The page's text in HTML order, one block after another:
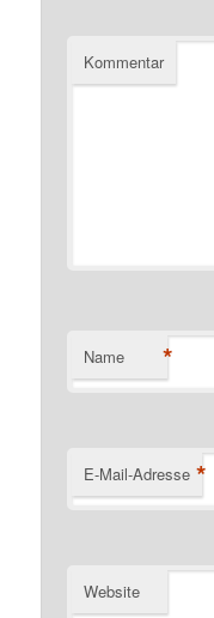
Kommentar
Name *
E-Mail-Adresse *
Website